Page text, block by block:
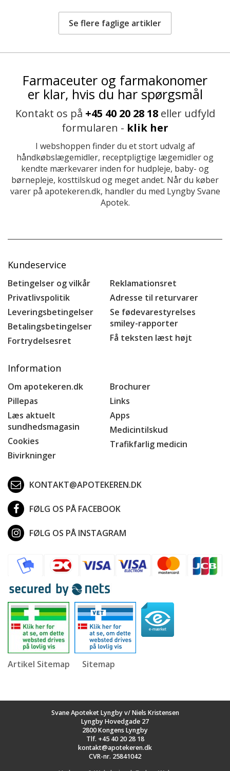
Se flere faglige artikler
Farmaceuter og farmakonomer
er klar, hvis du har spørgsmål
Kontakt os på +45 40 20 28 18eller udfyld
formularen - klik her
I webshoppen finder du et stort udvalg af
håndkøbslægemidler, receptpligtige lægemidler og
kendte mærkevarer inden for hudpleje, baby- og
børnepleje, kosttilskud og meget andet. Når du køber
varer på apotekeren.dk, handler du med Lyngby Svane
Apotek.
Kundeservice
Betingelser og vilkår
Privatlivspolitik
Leveringsbetingelser
Betalingsbetingelser
Fortrydelsesret
Reklamationsret
Adresse til returvarer
Se fødevarestyrelses
smiley-rapporter
Få teksten læst højt
Information
Om apotekeren.dk
Pillepas
Læs aktuelt
sundhedsmagasin
Cookies
Bivirkninger
Brochurer
Links
Apps
Medicintilskud
Trafikfarlig medicin
KONTAKT@APOTEKEREN.DK
FØLG OS PÅ FACEBOOK
FØLG OS PÅ INSTAGRAM
Artikel Sitemap Sitemap
Svane Apoteket Lyngby v/ Niels Kristensen
Lyngby Hovedgade 27
2800 Kongens Lyngby
Tlf. +45 40 20 28 18
kontakt@apotekeren.dk
CVR-nr. 25841042